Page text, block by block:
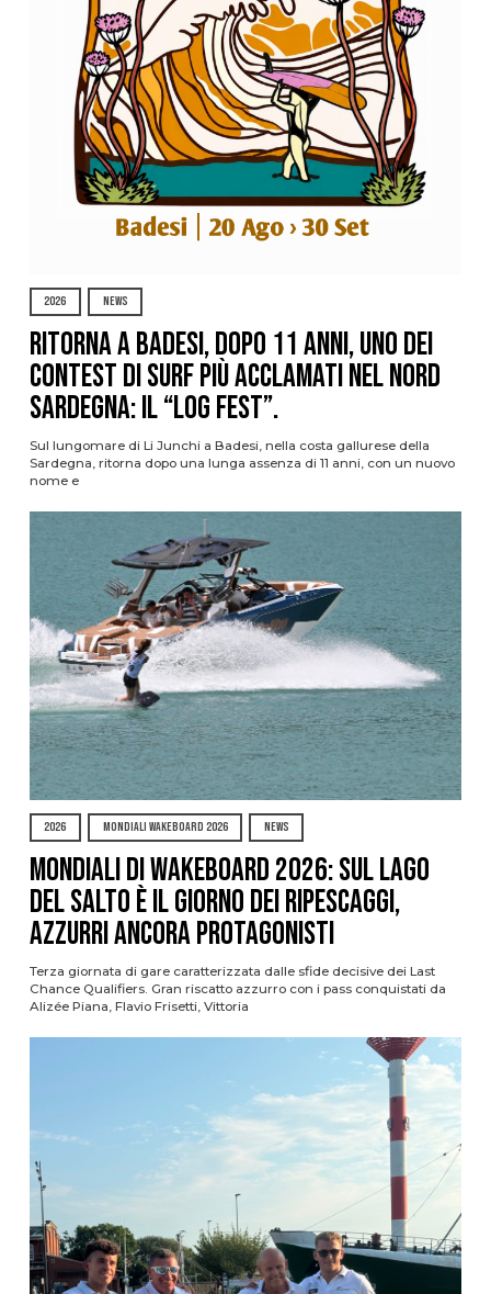
2026 NEWS
Ritorna a Badesi, dopo 11 anni, uno dei
contest di surf più acclamati nel nord
Sardegna: il “Log Fest”.
Sul lungomare di Li Junchi a Badesi, nella costa gallurese della
Sardegna, ritorna dopo una lunga assenza di 11 anni, con un nuovo
nome e
2026 MONDIALI WAKEBOARD 2026 NEWS
Mondiali di Wakeboard 2026: sul Lago
del Salto è il giorno dei ripescaggi,
azzurri ancora protagonisti
Terza giornata di gare caratterizzata dalle sfide decisive dei Last
Chance Qualifiers. Gran riscatto azzurro con i pass conquistati da
Alizée Piana, Flavio Frisetti, Vittoria